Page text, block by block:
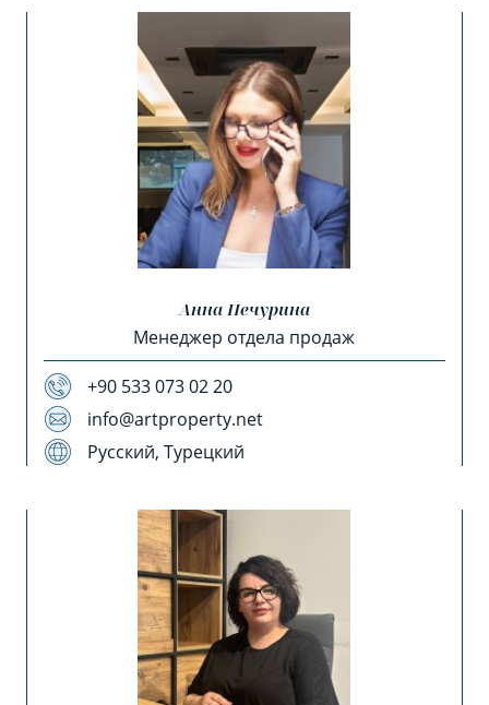
Анна Печурина
Менеджер отдела продаж
+90 533 073 02 20
info@artproperty.net
Русский, Турецкий